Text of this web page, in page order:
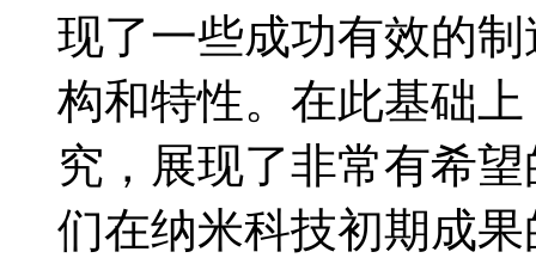
现了一些成功有效的
构和特性。在此基础
究，展现了非常有希
们在纳米科技初期成